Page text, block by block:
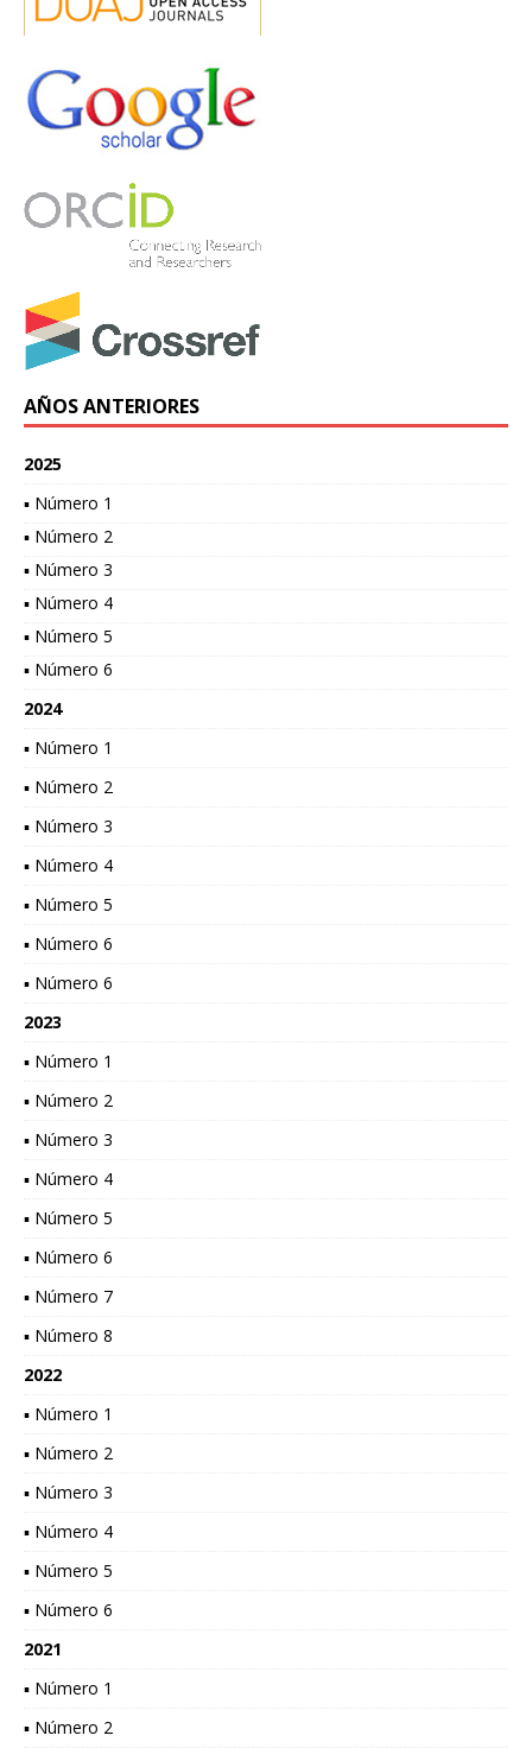
AÑOS ANTERIORES
2025
▪ Número 1
▪ Número 2
▪ Número 3
▪ Número 4
▪ Número 5
▪ Número 6
2024
▪ Número 1
▪ Número 2
▪ Número 3
▪ Número 4
▪ Número 5
▪ Número 6
▪ Número 6
2023
▪ Número 1
▪ Número 2
▪ Número 3
▪ Número 4
▪ Número 5
▪ Número 6
▪ Número 7
▪ Número 8
2022
▪ Número 1
▪ Número 2
▪ Número 3
▪ Número 4
▪ Número 5
▪ Número 6
2021
▪ Número 1
▪ Número 2